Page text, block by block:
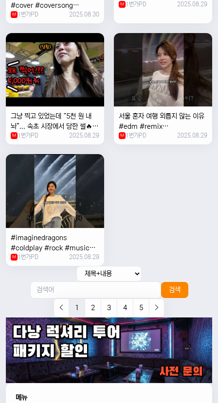
#cover #coversong
#singer #서울 #노을 #한국 #
한강
M 1번가PD 2025.08.30
M 1번가PD 2025.08.29
그냥 찍고 있었는데 “5천 원 내
놔”... 속초 시장에서 당한 썰🔥
M 1번가PD 2025.08.29
서울 혼자 여행 외릅지 않는 이유
#edm #remix
#electronicmusic #singer
#newmusic #music #여행
M 1번가PD 2025.08.29
#imaginedragons
#coldplay #rock #music
#concert
M 1번가PD 2025.08.29
검색
1 2 3 4 5
메뉴